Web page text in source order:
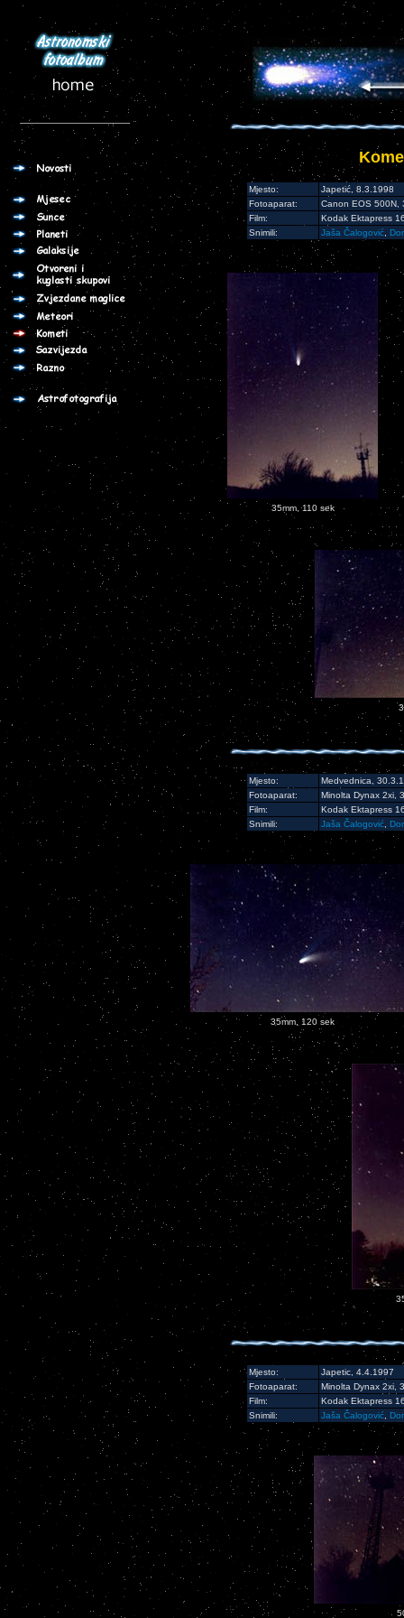
Mjesto:
Japetić, 8.3.1998
Fotoaparat:
Canon EOS 500N,
Film:
Kodak Ektapress
Snimili:
Jaša Čalogović
35mm, 110 sek
Mjesto:
Medvednica,
Fotoaparat:
Minolta Dynax 2xi,
Film:
Kodak Ektapress
Snimili:
Jaša Čalogović
35mm, 120 sek
Mjesto:
Japetic, 4.4.1997
Fotoaparat:
Minolta Dynax 2xi,
Film:
Kodak Ektapress
Snimili:
Jaša Čalogović